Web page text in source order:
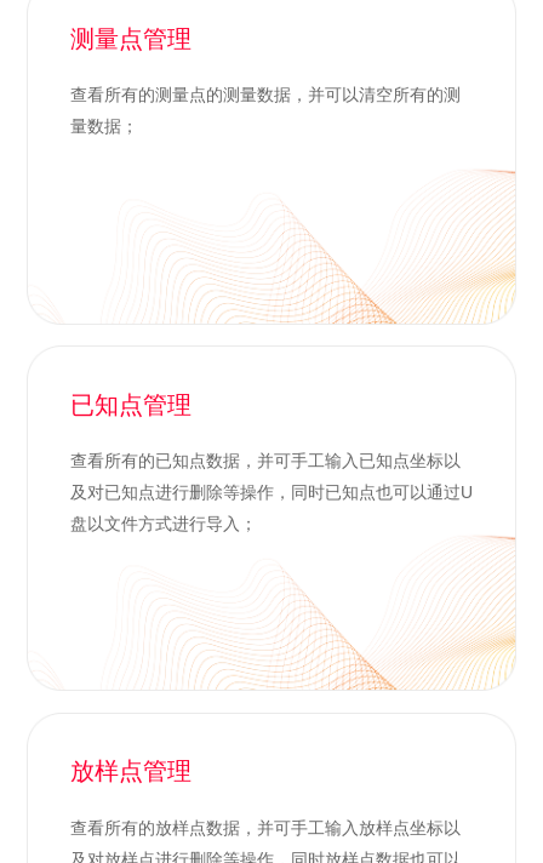
测量点管理
查看所有的测量点的测量数据，并可以清空所有的测
量数据；
已知点管理
查看所有的已知点数据，并可手工输入已知点坐标以
及对已知点进行删除等操作，同时已知点也可以通过U
盘以文件方式进行导入；
放样点管理
查看所有的放样点数据，并可手工输入放样点坐标以
及对放样点进行删除等操作，同时放样点数据也可以